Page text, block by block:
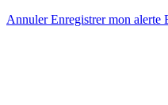
AnnulerEnregistrer mon alerte